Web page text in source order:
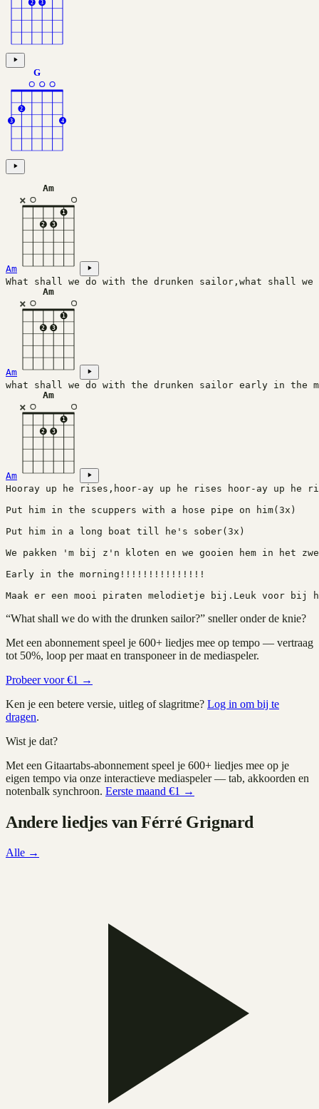
2 3
G
3
2
4
Am
Am
×
2 3
1
What shall we do with the drunken sailor,what shall
Am
Am
×
2 3
1
what shall we do with the drunken sailor early in the
Am
Am
×
2 3
1
Hooray up he rises,hoor-ay up he rises hoor-ay up he
Put him in the scuppers with a hose pipe on him(3x)
Put him in a long boat till he's sober(3x)
We pakken 'm bij z'n kloten en we gooien hem in het
Early in the morning!!!!!!!!!!!!!!!
Maak er een mooi piraten melodietje bij.Leuk voor bij
“What shall we do with the drunken sailor?” sneller onder de knie?
Met een abonnement speel je 600+ liedjes mee op tempo — vertraag
tot 50%, loop per maat en transponeer in de mediaspeler.
Probeer voor €1 →
Ken je een betere versie, uitleg of slagritme? Log in om bij te
dragen.
Wist je dat?
Met een Gitaartabs-abonnement speel je 600+ liedjes mee op je
eigen tempo via onze interactieve mediaspeler — tab, akkoorden en
notenbalk synchroon. Eerste maand €1 →
Andere liedjes vanFérré Grignard
Alle →